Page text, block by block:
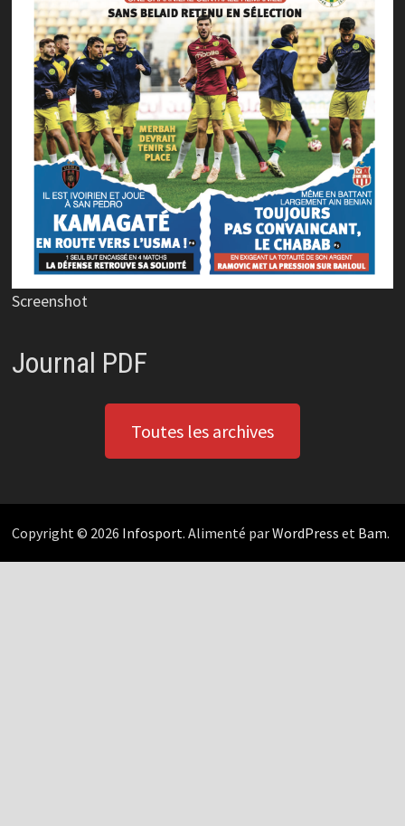
Screenshot
Journal PDF
Toutes les archives
Copyright © 2026 Infosport. Alimenté parWordPress et Bam.